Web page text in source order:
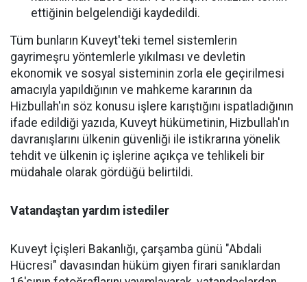
ettiğinin belgelendiği kaydedildi.
Tüm bunların Kuveyt'teki temel sistemlerin
gayrimeşru yöntemlerle yıkılması ve devletin
ekonomik ve sosyal sisteminin zorla ele geçirilmesi
amacıyla yapıldığının ve mahkeme kararının da
Hizbullah'ın söz konusu işlere karıştığını ispatladığının
ifade edildiği yazıda, Kuveyt hükümetinin, Hizbullah'ın
davranışlarını ülkenin güvenliği ile istikrarına yönelik
tehdit ve ülkenin iç işlerine açıkça ve tehlikeli bir
müdahale olarak gördüğü belirtildi.
Vatandaştan yardım istediler
Kuveyt İçişleri Bakanlığı, çarşamba günü "Abdali
Hücresi" davasından hüküm giyen firari sanıklardan